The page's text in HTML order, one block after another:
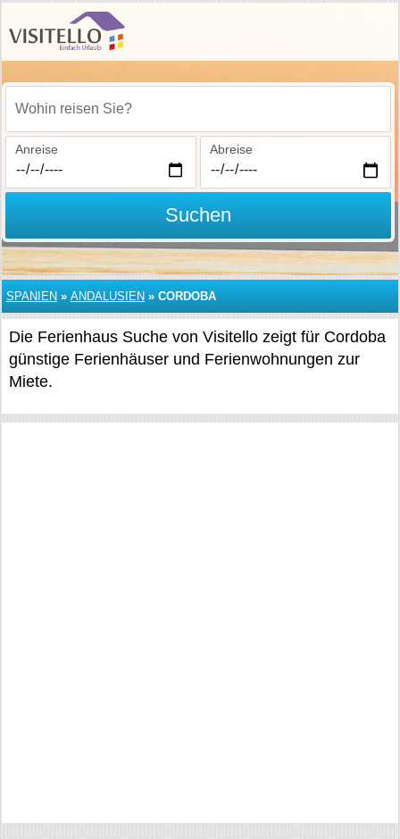
Wohin reisen Sie?
Anreise Abreise
Suchen
SPANIEN » ANDALUSIEN » CORDOBA
Die Ferienhaus Suche von Visitello zeigt für Cordoba
günstige Ferienhäuser und Ferienwohnungen zur
Miete.